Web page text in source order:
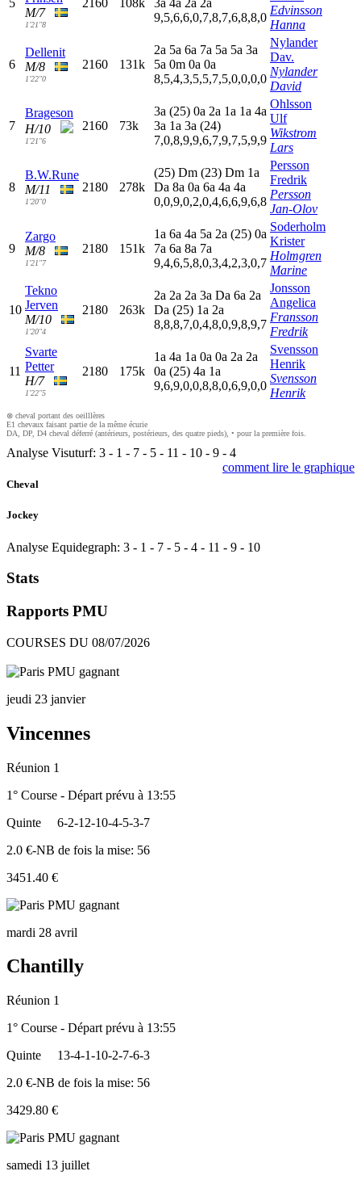
5
M/7
1'21"8
2160 108k 3a 4a 2a 2a
9,5,6,6,0,7,8,7,6,8,8,0
Edvinsson
Hanna
6
Dellenit
M/8
1'22"0
2160 131k
2a 5a 6a 7a 5a 5a 3a
5a 0m 0a 0a
8,5,4,3,5,5,7,5,0,0,0,0
Nylander
Dav.
Nylander
David
7
Brageson
H/10
1'21"6
2160 73k
3a (25) 0a 2a 1a 1a 4a
3a 1a 3a (24)
7,0,8,9,9,6,7,9,7,5,9,9
Ohlsson
Ulf
Wikstrom
Lars
8
B.W.Rune
M/11
1'20"0
2180 278k
(25) Dm (23) Dm 1a
Da 8a 0a 6a 4a 4a
0,0,9,0,2,0,4,6,6,9,6,8
Persson
Fredrik
Persson
Jan-Olov
9
Zargo
M/8
1'21"7
2180 151k
1a 6a 4a 5a 2a (25) 0a
7a 6a 8a 7a
9,4,6,5,8,0,3,4,2,3,0,7
Soderholm
Krister
Holmgren
Marine
10
Tekno
Jerven
M/10
1'20"4
2180 263k
2a 2a 2a 3a Da 6a 2a
Da (25) 1a 2a
8,8,8,7,0,4,8,0,9,8,9,7
Jonsson
Angelica
Fransson
Fredrik
11
Svarte
Petter
H/7
1'22"5
2180 175k
1a 4a 1a 0a 0a 2a 2a
0a (25) 4a 1a
9,6,9,0,0,8,8,0,6,9,0,0
Svensson
Henrik
Svensson
Henrik
⊗ cheval portant des oeilllères
E1 chevaux faisant partie de la même écurie
DA, DP, D4 cheval déferré (antérieurs, postérieurs, des quatre pieds), • pour la première fois.
Analyse Visuturf: 3 - 1 - 7 - 5 - 11 - 10 - 9 - 4
comment lire le graphique
Cheval
Jockey
Analyse Equidegraph: 3 - 1 - 7 - 5 - 4 - 11 - 9 - 10
Stats
Rapports PMU
COURSES DU 08/07/2026
jeudi 23 janvier
Vincennes
Réunion 1
1° Course - Départ prévu à 13:55
Quinte
6-2-12-10-4-5-3-7
2.0 €-NB de fois la mise: 56
3451.40 €
mardi 28 avril
Chantilly
Réunion 1
1° Course - Départ prévu à 13:55
Quinte
13-4-1-10-2-7-6-3
2.0 €-NB de fois la mise: 56
3429.80 €
samedi 13 juillet